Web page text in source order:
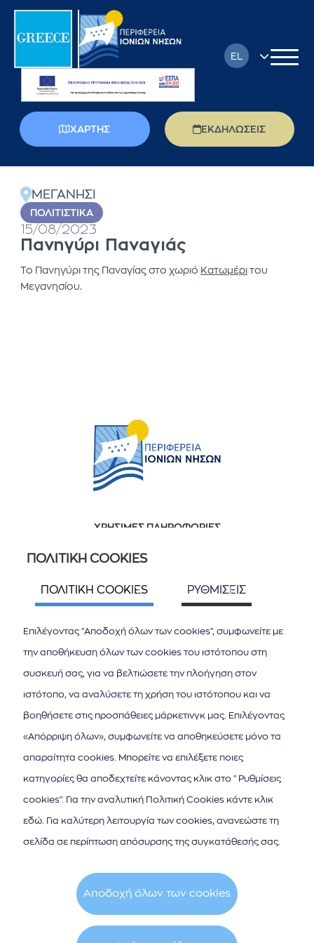
ΧΑΡΤΗΣ ΕΚΔΗΛΩΣΕΙΣ
EL
FR
ΜΕΓΑΝΗΣΙ
ΠΟΛΙΤΙΣΤΙΚΆ
15/08/2023
Πανηγύρι Παναγιάς
Το Πανηγύρι της Παναγίας στο χωριό Κατωμέρι του
Μεγανησίου.
ΧΡΗΣΙΜΕΣ ΠΛΗΡΟΦΟΡΙΕΣ
Ποιοί είμαστε
ΑΚΟΛΟΥΘΗΣΤΕ ΜΑΣ
ΕΓΓΡΑΦΗ ΣΤΟ NEWSLETTER
Cookie Policy Terms & Conditions
ΠΟΛΙΤΙΚΗ COOKIES
ΠΟΛΙΤΙΚΗ COOKIES ΡΥΘΜΙΣΕΙΣ
Επιλέγοντας "Αποδοχή όλων των cookies", συμφωνείτε με
την αποθήκευση όλων των cookies του ιστότοπου στη
συσκευή σας, για να βελτιώσετε την πλοήγηση στον
ιστότοπο, να αναλύσετε τη χρήση του ιστότοπου και να
βοηθήσετε στις προσπάθειες μάρκετινγκ μας. Επιλέγοντας
«Απόρριψη όλων», συμφωνείτε να αποθηκεύσετε μόνο τα
απαραίτητα cookies. Μπορείτε να επιλέξετε ποιες
κατηγορίες θα αποδεχτείτε κάνοντας κλικ στο "Ρυθμίσεις
cookies". Για την αναλυτική Πολιτική Cookies κάντε κλικ
εδώ. Για καλύτερη λειτουργία των cookies, ανανεώστε τη
σελίδα σε περίπτωση απόσυρσης της συγκατάθεσής σας.
Αποδοχή όλων των cookies